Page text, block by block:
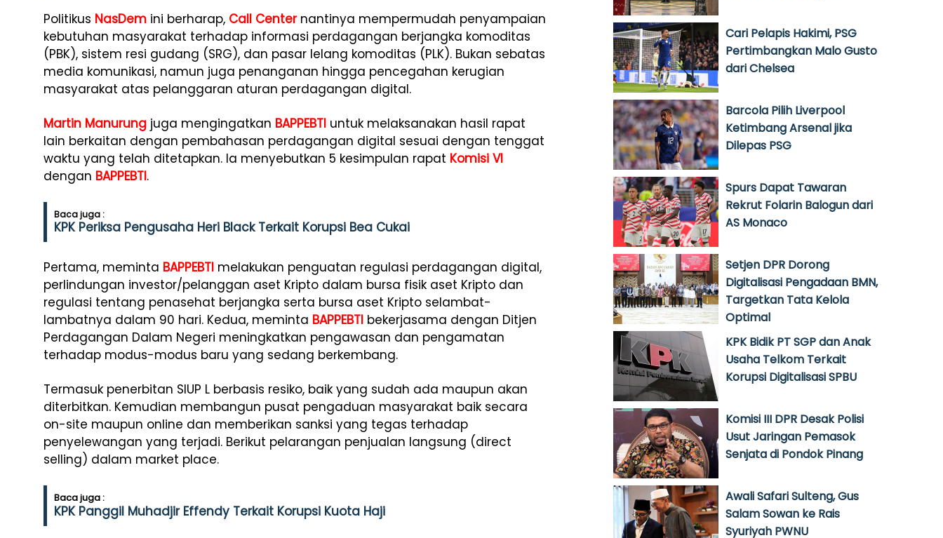
Politikus NasDem ini berharap, Call Centernantinya mempermudah penyampaian
kebutuhan masyarakat terhadap informasi perdagangan berjangka komoditas
(PBK), sistem resi gudang (SRG), dan pasar lelang komoditas (PLK). Bukan sebatas
media komunikasi, namun juga penanganan hingga pencegahan kerugian
masyarakat atas pelanggaran aturan perdagangan digital.
Martin Manurung juga mengingatkan BAPPEBTI untuk melaksanakan hasil rapat
lain berkaitan dengan pembahasan perdagangan digital sesuai dengan tenggat
waktu yang telah ditetapkan. Ia menyebutkan 5 kesimpulan rapat Komisi VI
dengan BAPPEBTI.
Baca juga :
KPK Periksa Pengusaha Heri Black Terkait Korupsi Bea Cukai
Pertama, meminta BAPPEBTI melakukan penguatan regulasi perdagangan digital,
perlindungan investor/pelanggan aset Kripto dalam bursa fisik aset Kripto dan
regulasi tentang penasehat berjangka serta bursa aset Kripto selambat-
lambatnya dalam 90 hari. Kedua, meminta BAPPEBTI bekerjasama dengan Ditjen
Perdagangan Dalam Negeri meningkatkan pengawasan dan pengamatan
terhadap modus-modus baru yang sedang berkembang.
Termasuk penerbitan SIUP L berbasis resiko, baik yang sudah ada maupun akan
diterbitkan. Kemudian membangun pusat pengaduan masyarakat baik secara
on-site maupun online dan memberikan sanksi yang tegas terhadap
penyelewangan yang terjadi. Berikut pelarangan penjualan langsung (direct
selling) dalam market place.
Baca juga :
KPK Panggil Muhadjir Effendy Terkait Korupsi Kuota Haji
Cari Pelapis Hakimi, PSG
Pertimbangkan Malo Gusto
dari Chelsea
Barcola Pilih Liverpool
Ketimbang Arsenal jika
Dilepas PSG
Spurs Dapat Tawaran
Rekrut Folarin Balogun dari
AS Monaco
Setjen DPR Dorong
Digitalisasi Pengadaan BMN,
Targetkan Tata Kelola
Optimal
KPK Bidik PT SGP dan Anak
Usaha Telkom Terkait
Korupsi Digitalisasi SPBU
Komisi III DPR Desak Polisi
Usut Jaringan Pemasok
Senjata di Pondok Pinang
Awali Safari Sulteng, Gus
Salam Sowan ke Rais
Syuriyah PWNU